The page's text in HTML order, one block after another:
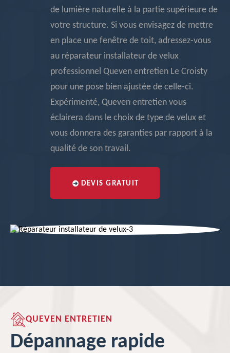
de lumière naturelle à la partie supérieure de
votre structure. Si vous envisagez de mettre
en place une fenêtre de toit, adressez-vous
au réparateur installateur de velux
professionnel Queven entretien Le Croisty
pour une pose bien ajustée de celle-ci.
Expérimenté, Queven entretien vous
éclairera dans le choix de type de velux et
vous donnera des garanties par rapport à la
qualité de son travail.
DEVIS GRATUIT
QUEVEN ENTRETIEN
Dépannage rapide